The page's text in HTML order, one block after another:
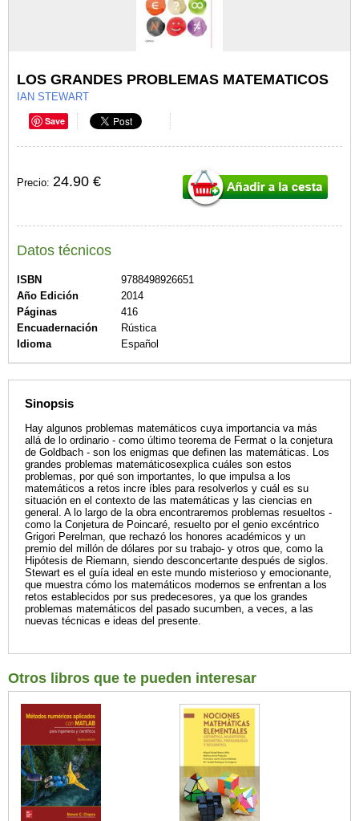
LOS GRANDES PROBLEMAS MATEMATICOS
IAN STEWART
Save
Precio: 24.90 €
Datos técnicos
ISBN
9788498926651
Año Edición
2014
Páginas
416
Encuadernación
Rústica
Idioma
Español
Sinopsis
Hay algunos problemas matemáticos cuya importancia va más
allá de lo ordinario - como último teorema de Fermat o la conjetura
de Goldbach - son los enigmas que definen las matemáticas. Los
grandes problemas matemáticosexplica cuáles son estos
problemas, por qué son importantes, lo que impulsa a los
matemáticos a retos incre íbles para resolverlos y cuál es su
situación en el contexto de las matemáticas y las ciencias en
general. A lo largo de la obra encontraremos problemas resueltos -
como la Conjetura de Poincaré, resuelto por el genio excéntrico
Grigori Perelman, que rechazó los honores académicos y un
premio del millón de dólares por su trabajo- y otros que, como la
Hipótesis de Riemann, siendo desconcertante después de siglos.
Stewart es el guía ideal en este mundo misterioso y emocionante,
que muestra cómo los matemáticos modernos se enfrentan a los
retos establecidos por sus predecesores, ya que los grandes
problemas matemáticos del pasado sucumben, a veces, a las
nuevas técnicas e ideas del presente.
Otros libros que te pueden interesar